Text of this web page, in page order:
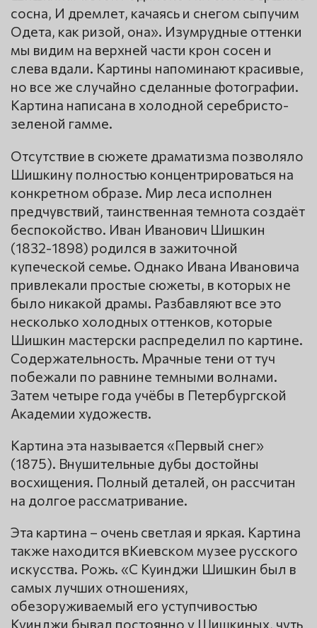
сосна, И дремлет, качаясь и снегом сыпучим
Одета, как ризой, она». Изумрудные оттенки
мы видим на верхней части крон сосен и
слева вдали. Картины напоминают красивые,
но все же случайно сделанные фотографии.
Картина написана в холодной серебристо-
зеленой гамме.
Отсутствие в сюжете драматизма позволяло
Шишкину полностью концентрироваться на
конкретном образе. Мир леса исполнен
предчувствий, таинственная темнота создаёт
беспокойство. Иван Иванович Шишкин
(1832-1898) родился в зажиточной
купеческой семье. Однако Ивана Ивановича
привлекали простые сюжеты, в которых не
было никакой драмы. Разбавляют все это
несколько холодных оттенков, которые
Шишкин мастерски распределил по картине.
Содержательность. Мрачные тени от туч
побежали по равнине темными волнами.
Затем четыре года учёбы в Петербургской
Академии художеств.
Картина эта называется «Первый снег»
(1875). Внушительные дубы достойны
восхищения. Полный деталей, он рассчитан
на долгое рассматривание.
Эта картина – очень светлая и яркая. Картина
также находится вКиевском музее русского
искусства. Рожь. «С Куинджи Шишкин был в
самых лучших отношениях,
обезоруживаемый его уступчивостью
Куинджи бывал постоянно у Шишкиных, чуть